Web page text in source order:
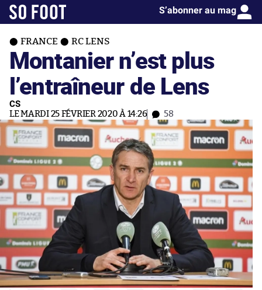
S’abonner au mag
FRANCE RC LENS
Montanier n’est plus
l’entraîneur de Lens
CS
LE MARDI 25 FÉVRIER 2020 À 14:26 58